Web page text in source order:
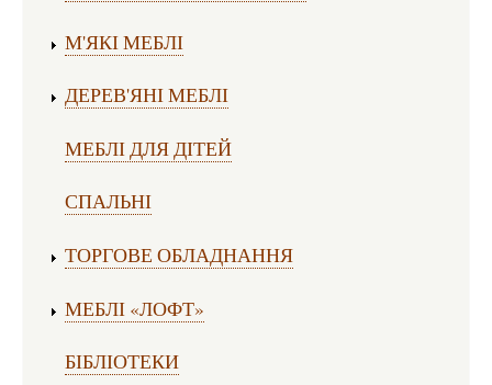
М'ЯКІ МЕБЛІ
ДЕРЕВ'ЯНІ МЕБЛІ
МЕБЛІ ДЛЯ ДІТЕЙ
СПАЛЬНІ
ТОРГОВЕ ОБЛАДНАННЯ
МЕБЛІ «ЛОФТ»
БІБЛІОТЕКИ